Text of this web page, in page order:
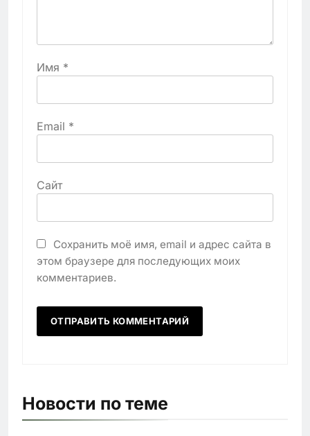
Имя *
Email *
Сайт
Сохранить моё имя, email и адрес сайта в
этом браузере для последующих моих
комментариев.
Новости по теме